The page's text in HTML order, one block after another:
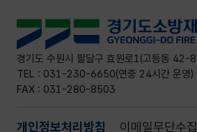
경기도 수원시 팔달구 효원로1(고등동
TEL : 031-230-6650(연중 24시간 운영)
FAX : 031-280-8503
개인정보처리방침 이메일무단수